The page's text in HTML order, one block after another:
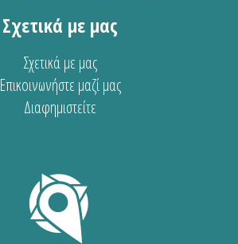
Σχετικά με μας
Σχετικά με μας
Επικοινωνήστε μαζί μας
Διαφημιστείτε